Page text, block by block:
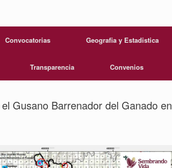
Convocatorias Geografia y Estadistica
Transparencia Convenios
Gusano Barrenador del Ganado en